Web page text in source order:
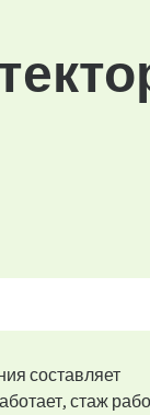
составляет
стаж